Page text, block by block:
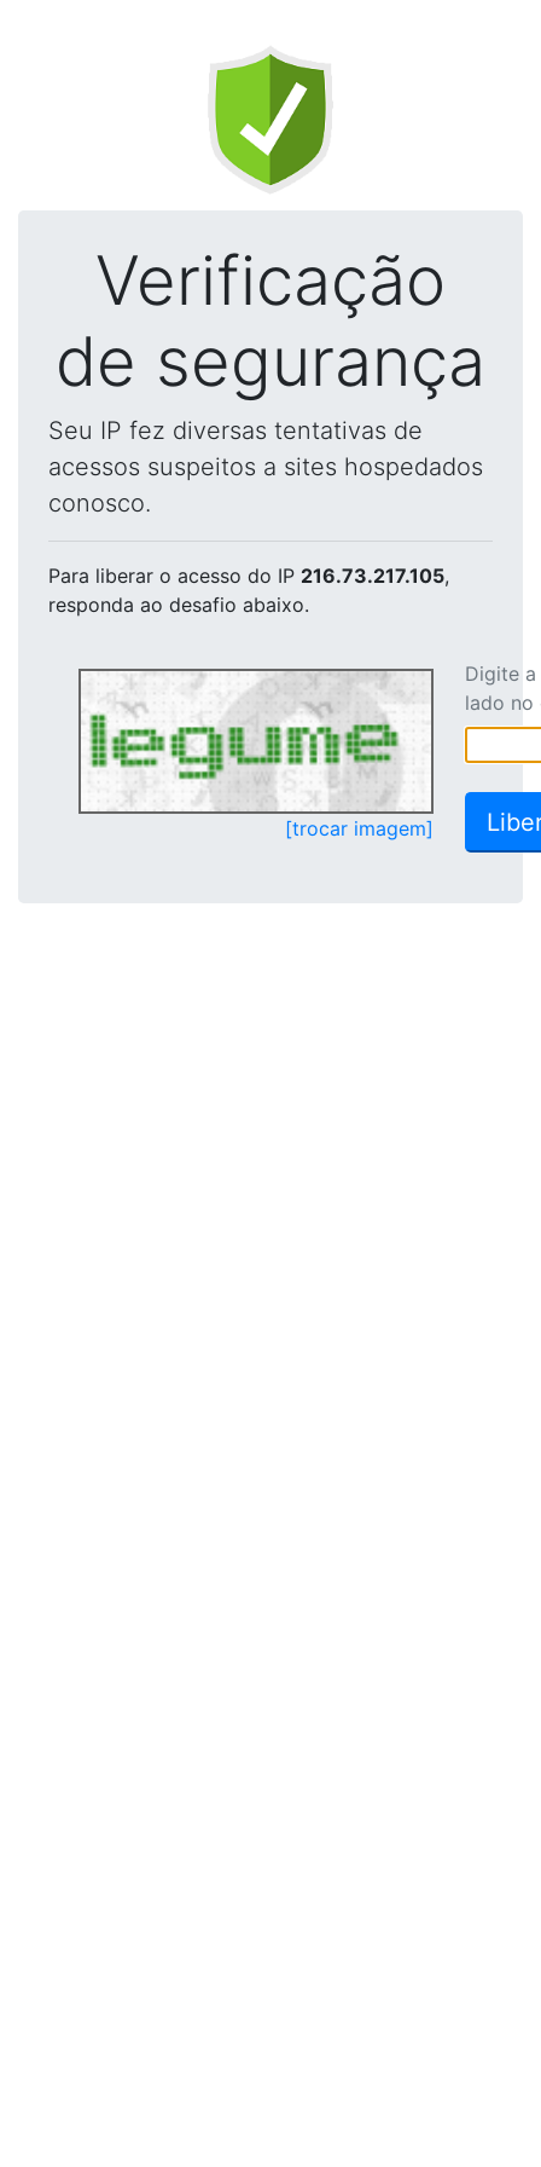
Verificação
de segurança
Seu IP fez diversas tentativas de
acessos suspeitos a sites hospedados
conosco.
Para liberar o acesso do IP 216.73.217.105,
responda ao desafio abaixo.
[trocar imagem]
Digite
lado no